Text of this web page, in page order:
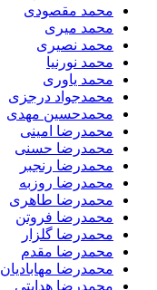
محمد مقصودی
محمد میری
محمد نصیری
محمد نورنیا
محمد یاوری
محمدجواد درجزی
محمدحسین مهدی
محمدرضا امینی
محمدرضا حسنی
محمدرضا رنجبر
محمدرضا روزبه
محمدرضا طاهری
محمدرضا فروتن
محمدرضا گلزار
محمدرضا مقدم
محمدرضا مهابادیان
محمدرضا هدایتی